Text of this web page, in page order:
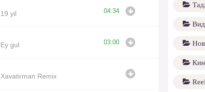
19 yil 04:34
Ey gul 03:00
Xavatirman Remix